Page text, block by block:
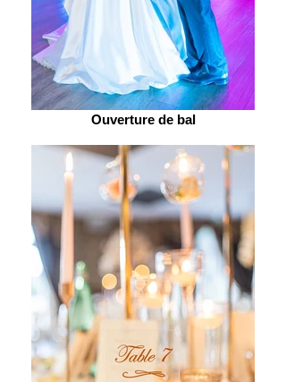
Ouverture de bal